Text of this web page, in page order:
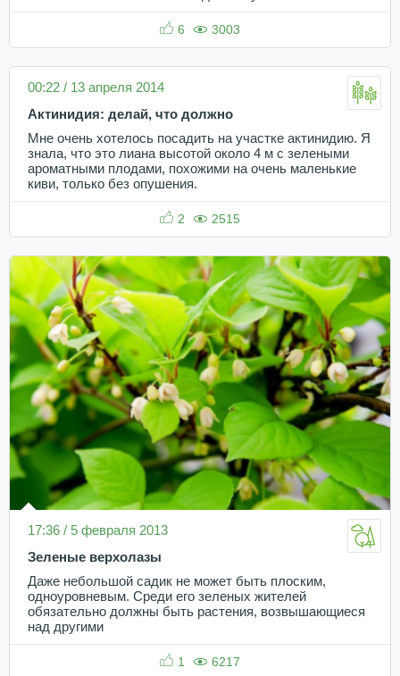
6 3003
00:22 / 13 апреля 2014
Актинидия: делай, что должно
Мне очень хотелось посадить на участке актинидию. Я
знала, что это лиана высотой около 4 м с зелеными
ароматными плодами, похожими на очень маленькие
киви, только без опушения.
2 2515
17:36 / 5 февраля 2013
Зеленые верхолазы
Даже небольшой садик не может быть плоским,
одноуровневым. Среди его зеленых жителей
обязательно должны быть растения, возвышающиеся
над другими
1 6217